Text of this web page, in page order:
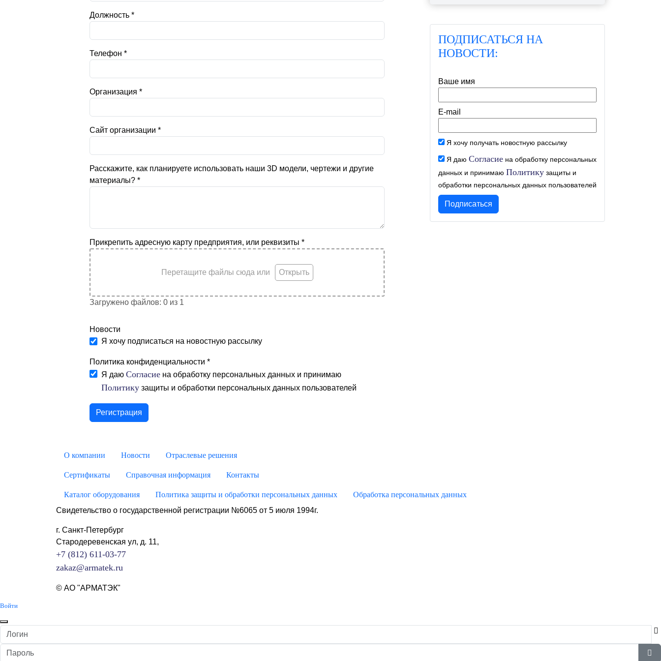
Должность *
Телефон *
Организация *
Сайт организации *
Расскажите, как планируете использовать наши 3D модели, чертежи и другие
материалы? *
Прикрепить адресную карту предприятия, или реквизиты *
Перетащите файлы сюда или Открыть
Загружено файлов: 0 из 1
Новости
Новости
Я хочу подписаться на новостную рассылку
Политика конфиденциальности *
Политика конфиденциальности
Я даю Согласие на обработку персональных данных и принимаю
Политику защиты и обработки персональных данных пользователей
Регистрация
ПОДПИСАТЬСЯ НА
НОВОСТИ:
Ваше имя
E-mail
Я хочу получать новостную рассылку
Я даю Согласие на обработку персональных
данных и принимаю Политику защиты и
обработки персональных данных пользователей
О компании Новости Отраслевые решения
Сертификаты Справочная информация Контакты
Каталог оборудования Политика защиты и обработки персональных данных
Обработка персональных данных
Свидетельство о государственной регистрации №6065 от 5 июля 1994г.
г. Санкт-Петербург
Стародеревенская ул, д. 11,
+7 (812) 611-03-77
zakaz@armatek.ru
© АО "АРМАТЭК"
Войти
Логин
Пароль